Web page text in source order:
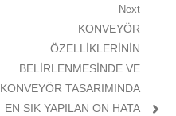
Next
Next
post:
KONVEYÖR
ÖZELLİKLERİNİN
BELİRLENMESİNDE VE
KONVEYÖR TASARIMINDA
EN SIK YAPILAN ON HATA